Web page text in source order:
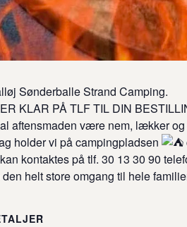
Sønderballe Strand Camping.
KLAR PÅ TLF TIL DIN
aftensmaden være nem, lækker og
holder vi på campingpladsen
kontaktes på tlf. 30 13 30 90
den helt store omgang til hele